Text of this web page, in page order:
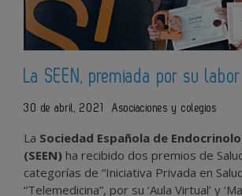
La SEEN, premiada por su
30 de abril, 2021 Asociaciones y colegios
La Sociedad Española de
(SEEN) ha recibido dos premios de
categorías de “Iniciativa Privada en
“Telemedicina”, por su ‘Aula Virtual’ y